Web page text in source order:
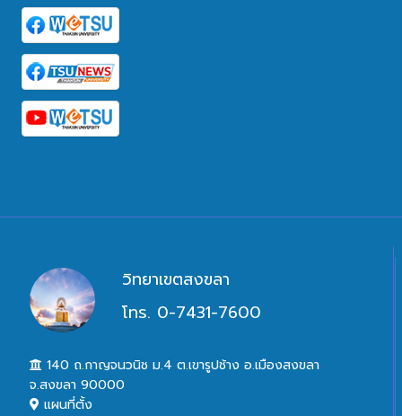
วิทยาเขตสงขลา
โทร. 0-7431-7600
140 ถ.กาญจนวนิช ม.4 ต.เขารูปช้าง อ.เมืองสงขลา
จ.สงขลา 90000
แผนที่ตั้ง